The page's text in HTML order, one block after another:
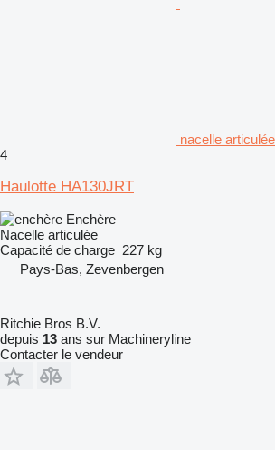
nacelle
4
Haulotte HA130JRT
Enchère
Nacelle articulée
Capacité de charge 227 kg
Pays-Bas, Zevenbergen
Ritchie Bros B.V.
depuis 13 ans sur Machineryline
Contacter le vendeur